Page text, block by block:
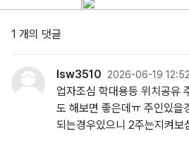
1 개의 댓글
lsw3510 2026-06-19
업자조심 학대용등 위치공유
도 해보면 좋은데ㅠ 주인있을
되는경우있으니 2주는지켜보